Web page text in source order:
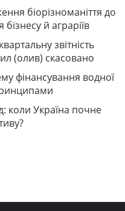
біорізноманіття до
й аграріїв
звітність
(олив) скасовано
фінансування водної
коли Україна почне